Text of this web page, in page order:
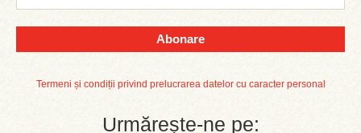
Abonare
Termeni și condiții privind prelucrarea datelor cu caracter personal
Urmărește-ne pe: